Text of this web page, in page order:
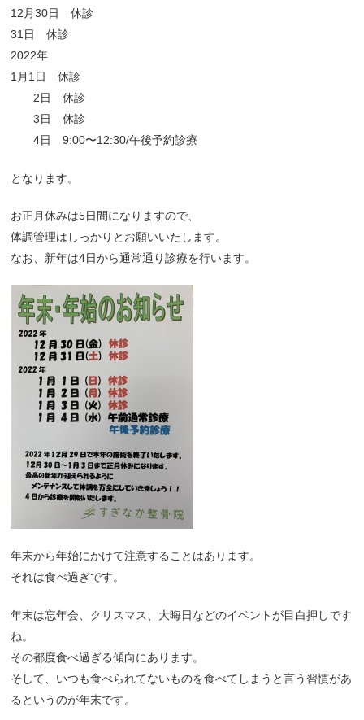
12月30日 休診
31日 休診
2022年
1月1日 休診
2日 休診
3日 休診
4日 9:00〜12:30/午後予約診療
となります。
お正月休みは5日間になりますので、
体調管理はしっかりとお願いいたします。
なお、新年は4日から通常通り診療を行います。
年末から年始にかけて注意することはあります。
それは食べ過ぎです。
年末は忘年会、クリスマス、大晦日などのイベントが目白押しです
ね。
その都度食べ過ぎる傾向にあります。
そして、いつも食べられてないものを食べてしまうと言う習慣があ
るというのが年末です。